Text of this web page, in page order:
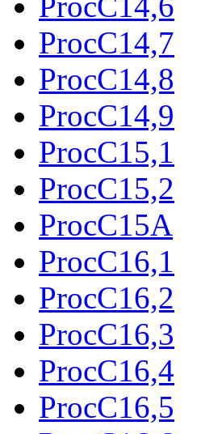
ProcC14,7
ProcC14,8
ProcC14,9
ProcC15,1
ProcC15,2
ProcC15A
ProcC16,1
ProcC16,2
ProcC16,3
ProcC16,4
ProcC16,5